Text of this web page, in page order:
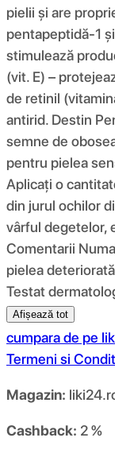
pielii și are
pentapeptidă-1
stimulează
(vit. E) –
de retinil
antirid. Destin
semne de
pentru pielea
Aplicați o
din jurul ochilor
vârful degetelor,
Comentarii
pielea
Testat
Afișează tot
cumpara de pe
Termeni si
Magazin:
Cashback: 2 %